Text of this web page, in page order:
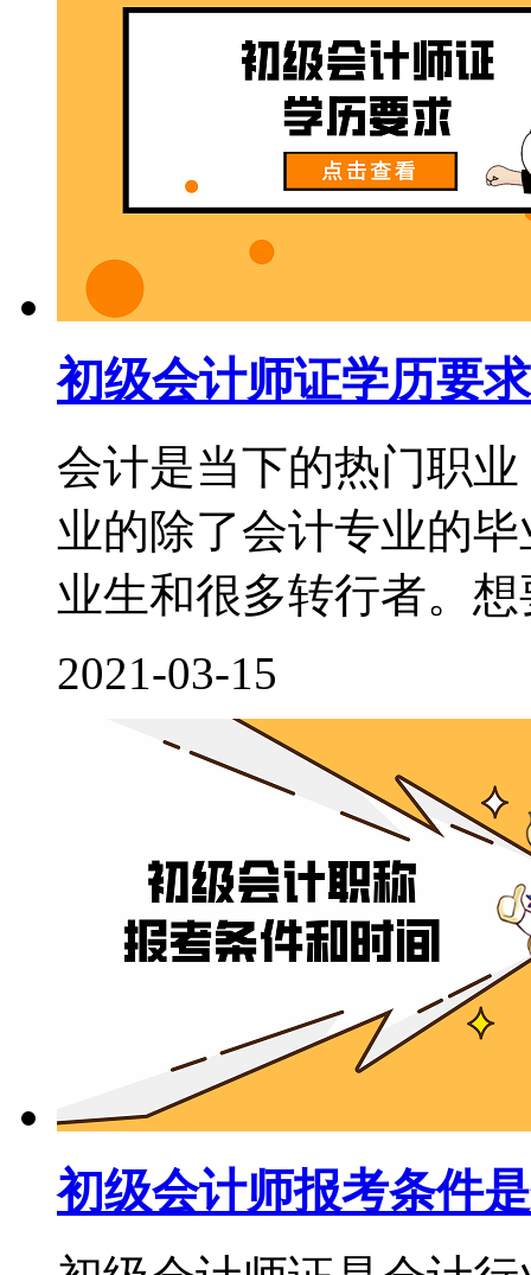
初级会计师证学历要
会计是当下的热门职
业的除了会计专业的
业生和很多转行者。
2021-03-15
初级会计师报考条件